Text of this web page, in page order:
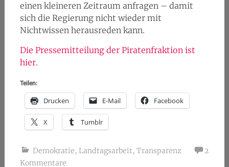
einen kleineren Zeitraum anfragen – damit
sich die Regierung nicht wieder mit
Nichtwissen herausreden kann.
Die Pressemitteilung der Piratenfraktion ist
hier.
Teilen:
Drucken E-Mail Facebook
X Tumblr
Demokratie, Landtagsarbeit, Transparenz
2
Kommentare